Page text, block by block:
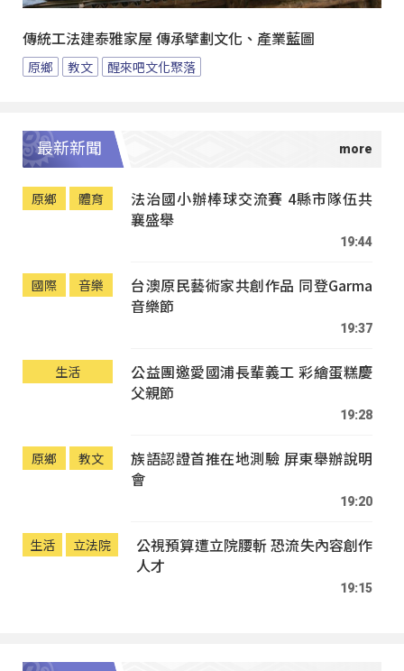
傳統工法建泰雅家屋 傳承擘劃文化、產業藍圖
原鄉 教文 醒來吧文化聚落
最新新聞
原鄉 體育
法治國小辦棒球交流賽 4縣市隊伍共
襄盛舉
19:44
國際 音樂
台澳原民藝術家共創作品 同登Garma
音樂節
19:37
生活
公益團邀愛國浦長輩義工 彩繪蛋糕慶
父親節
19:28
原鄉 教文
族語認證首推在地測驗 屏東舉辦說明
會
19:20
生活 立法院
公視預算遭立院腰斬 恐流失內容創作
人才
19:15